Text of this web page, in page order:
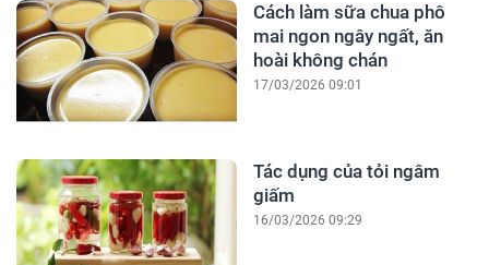
Cách làm sữa chua phô
mai ngon ngây ngất, ăn
hoài không chán
17/03/2026 09:01
Tác dụng của tỏi ngâm
giấm
16/03/2026 09:29